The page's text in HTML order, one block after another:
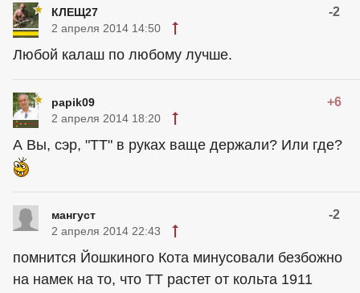
КЛЕЩ27 -2
2 апреля 2014 14:50
Любой калаш по любому лучше.
papik09 +6
2 апреля 2014 18:20
А Вы, сэр, "ТТ" в руках ваще держали? Или где?
мангуст -2
2 апреля 2014 22:43
помнится Йошкиного Кота минусовали безбожно
на намек на то, что ТТ растет от кольта 1911